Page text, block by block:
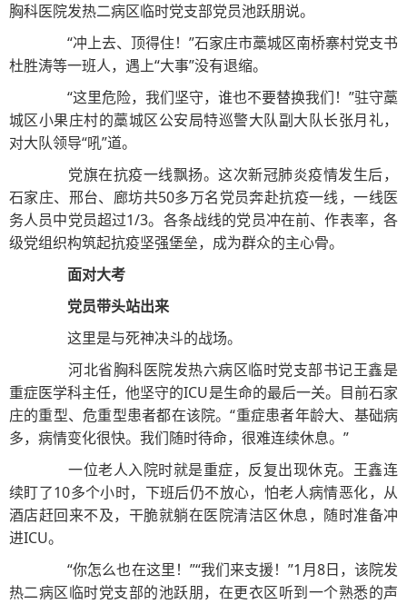
胸科医院发热二病区临时党支部党员池跃朋说。
“冲上去、顶得住！”石家庄市藁城区南桥寨村党支书
杜胜涛等一班人，遇上“大事”没有退缩。
“这里危险，我们坚守，谁也不要替换我们！”驻守藁
城区小果庄村的藁城区公安局特巡警大队副大队长张月礼，
对大队领导“吼”道。
党旗在抗疫一线飘扬。这次新冠肺炎疫情发生后，
石家庄、邢台、廊坊共50多万名党员奔赴抗疫一线，一线医
务人员中党员超过1/3。各条战线的党员冲在前、作表率，各
级党组织构筑起抗疫坚强堡垒，成为群众的主心骨。
面对大考
党员带头站出来
这里是与死神决斗的战场。
河北省胸科医院发热六病区临时党支部书记王鑫是
重症医学科主任，他坚守的ICU是生命的最后一关。目前石家
庄的重型、危重型患者都在该院。“重症患者年龄大、基础病
多，病情变化很快。我们随时待命，很难连续休息。”
一位老人入院时就是重症，反复出现休克。王鑫连
续盯了10多个小时，下班后仍不放心，怕老人病情恶化，从
酒店赶回来不及，干脆就躺在医院清洁区休息，随时准备冲
进ICU。
“你怎么也在这里！”“我们来支援！”1月8日，该院发
热二病区临时党支部的池跃朋，在更衣区听到一个熟悉的声